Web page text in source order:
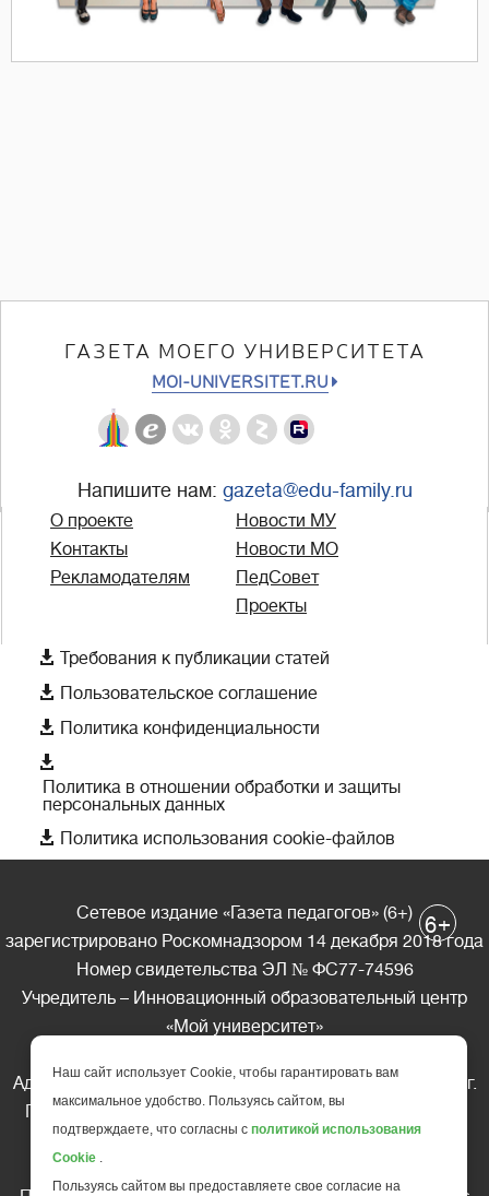
ГАЗЕТА МОЕГО УНИВЕРСИТЕТА
MOI-UNIVERSITET.RU
Напишите нам: gazeta@edu-family.ru
О проекте
Контакты
Рекламодателям
Новости МУ
Новости МО
ПедСовет
Проекты
 Требования к публикации статей
 Пользовательское соглашение
 Политика конфиденциальности

Политика в отношении обработки и защиты
персональных данных
 Политика использования cookie-файлов
Сетевое издание «Газета педагогов» (6+)
зарегистрировано Роскомнадзором 14 декабря 2018 года
Номер свидетельства ЭЛ № ФС77-74596
Учредитель – Инновационный образовательный центр
«Мой университет»
Адрес редакции: 185035 Россия, Республика Карелия, г.
Петрозаводск, ул. Фридриха Энгельса д.10, офис 211
Телефон редакции: +7 (499) 685-10-45
6+
Наш сайт использует Cookie, чтобы гарантировать вам
максимальное удобство. Пользуясь сайтом, вы
подтверждаете, что согласны с политикой использования
Cookie .
Пользуясь сайтом вы предоставляете свое согласие на